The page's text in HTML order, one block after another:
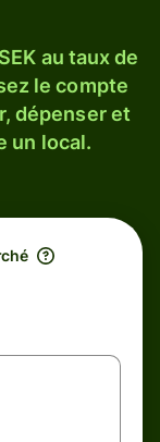
au taux de
le compte
dépenser et
un local.